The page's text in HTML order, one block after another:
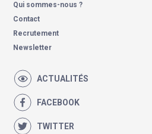
Qui sommes-nous ?
Contact
Recrutement
Newsletter
ACTUALITÉS
FACEBOOK
TWITTER